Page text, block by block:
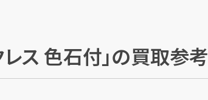
レス 色石付」の買取参